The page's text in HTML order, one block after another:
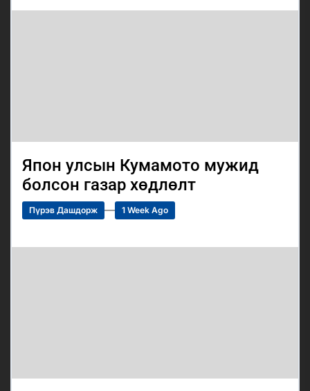
Япон улсын Кумамото мужид
болсон газар хөдлөлт
Пүрэв Дашдорж 1 Week Ago